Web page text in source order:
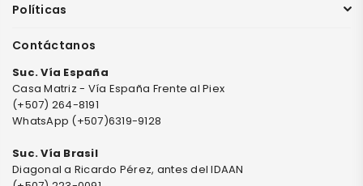
Políticas
Contáctanos
Suc. Vía España
Casa Matriz - Vía España Frente al Piex
(+507) 264-8191
WhatsApp (+507)6319-9128
Suc. Vía Brasil
Diagonal a Ricardo Pérez, antes del IDAAN